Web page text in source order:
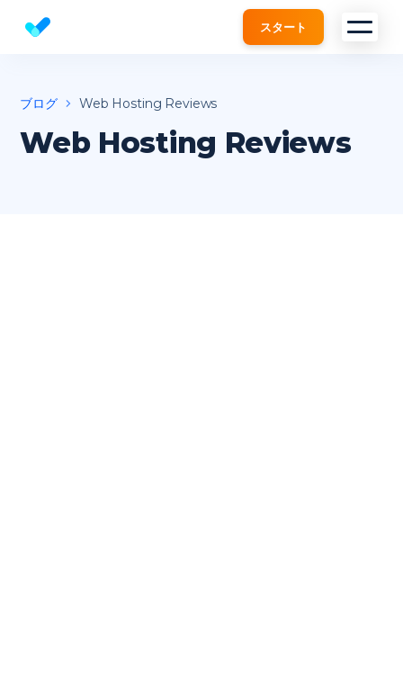
Website SEO checker & Audit tool スタート
ブログ Web Hosting Reviews
Web Hosting Reviews